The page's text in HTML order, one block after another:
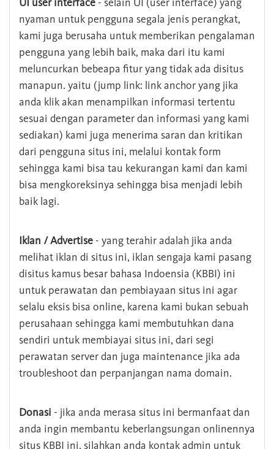
nyaman untuk pengguna segala jenis perangkat,
kami juga berusaha untuk memberikan pengalaman
pengguna yang lebih baik, maka dari itu kami
meluncurkan bebeapa fitur yang tidak ada disitus
manapun. yaitu (jump link: link anchor yang jika
anda klik akan menampilkan informasi tertentu
sesuai dengan parameter dan informasi yang kami
sediakan) kami juga menerima saran dan kritikan
dari pengguna situs ini, melalui kontak form
sehingga kami bisa tau kekurangan kami dan kami
bisa mengkoreksinya sehingga bisa menjadi lebih
baik lagi.
Iklan / Advertise - yang terahir adalah jika anda
melihat iklan di situs ini, iklan sengaja kami pasang
disitus kamus besar bahasa Indoensia (KBBI) ini
untuk perawatan dan pembiayaan situs ini agar
selalu eksis bisa online, karena kami bukan sebuah
perusahaan sehingga kami membutuhkan dana
sendiri untuk membiayai situs ini, dari segi
perawatan server dan juga maintenance jika ada
troubleshoot dan perpanjangan nama domain.
Donasi - jika anda merasa situs ini bermanfaat dan
anda ingin membantu keberlangsungan onlinennya
situs KBBI ini, silahkan anda kontak admin untuk